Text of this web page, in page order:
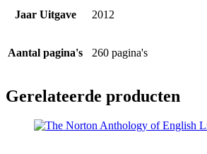
Jaar Uitgave 2012
Aantal pagina's 260 pagina's
Gerelateerde producten